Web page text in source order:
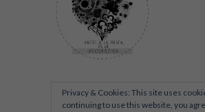
Privacy & Cookies: This site uses
continuing to use this website, you